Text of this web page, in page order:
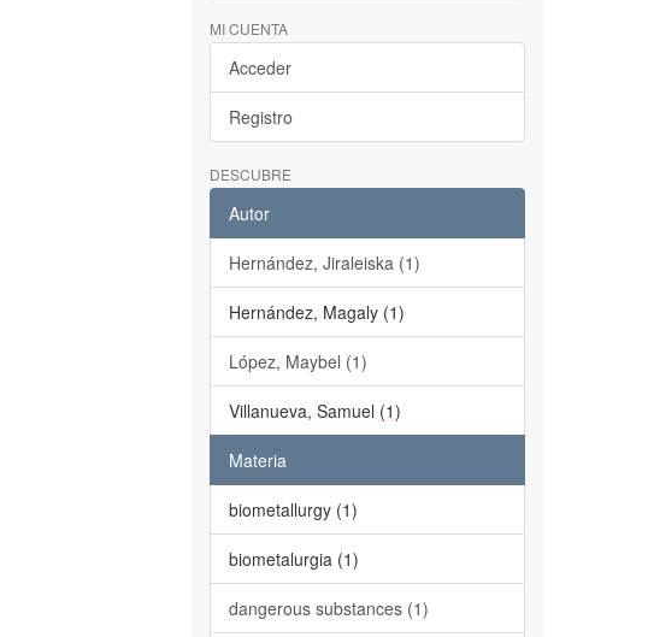
MI CUENTA
Acceder
Registro
DESCUBRE
Autor
Hernández, Jiraleiska (1)
Hernández, Magaly (1)
López, Maybel (1)
Villanueva, Samuel (1)
Materia
biometallurgy (1)
biometalurgia (1)
dangerous substances (1)